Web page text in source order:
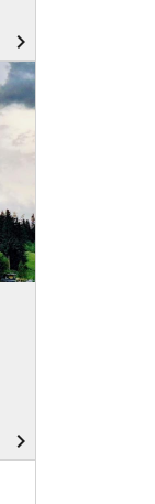
navigate_next
navigate_next